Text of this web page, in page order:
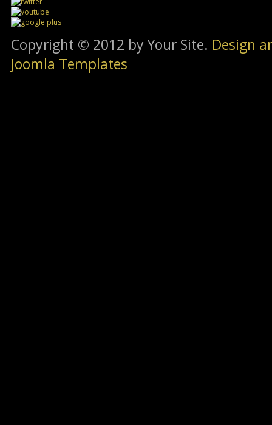
Copyright © 2012 by Your Site. Design
Joomla Templates